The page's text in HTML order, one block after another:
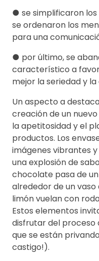
● se simplificaron
se ordenaron los
para una
● por último, se
característico a
mejor la seriedad y
Un aspecto a
creación de un
la apetitosidad y el
productos. Los
imágenes vibrantes
una explosión de
chocolate pasa de
alrededor de un
limón vuelan con
Estos elementos
disfrutar del proceso
que se están
castigo!).